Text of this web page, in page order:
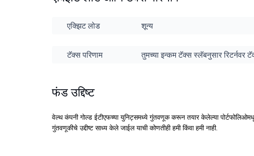
एक्झिट लोड शून्य
टॅक्स परिणाम तुमच्या इन्कम टॅक्स स्लॅबनुसार रिटर्नवर
फंड उद्दिष्ट
वेल्थ कंपनी गोल्ड ईटीएफच्या युनिट्समध्ये गुंतवणूक करून तयार केलेल्या
गुंतवणूकीचे उद्दीष्ट साध्य केले जाईल याची कोणतीही हमी किंवा हमी नाही.